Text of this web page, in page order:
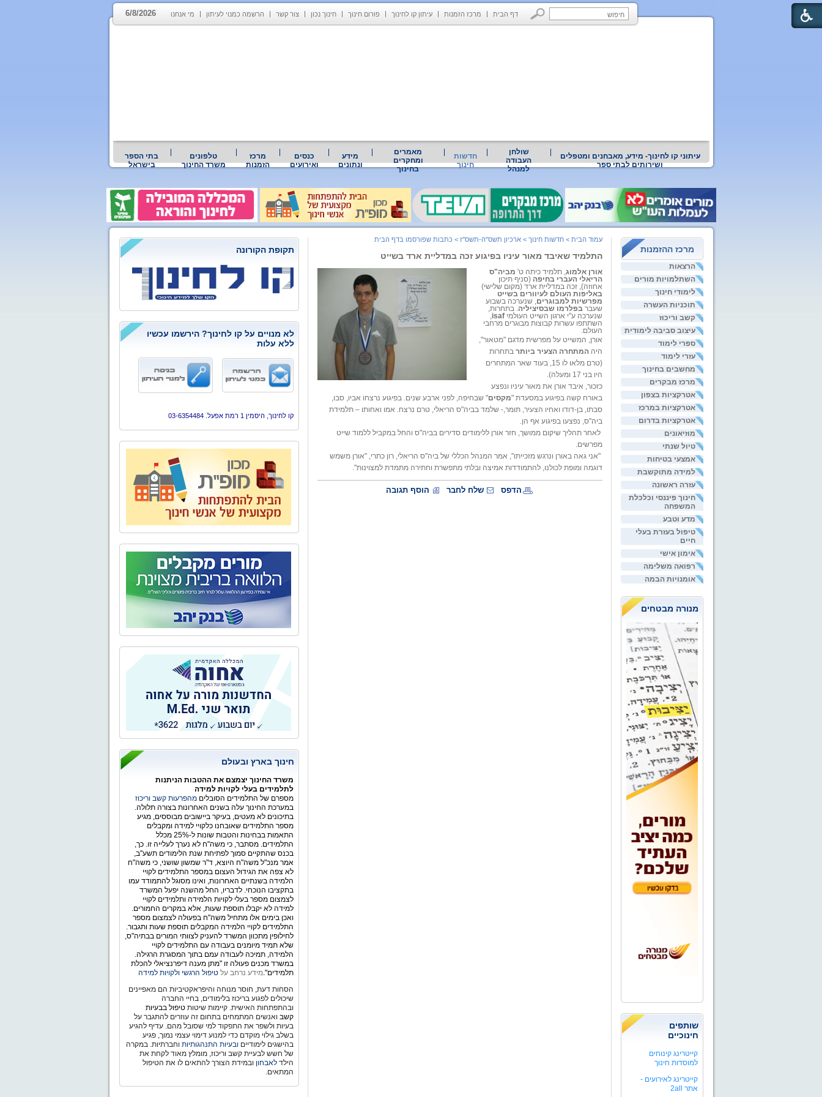
דף הבית מרכז הזמנות עיתון קו לחינוך פורום חינוך חינוך נכון צור קשר הרשמה כמנוי לעיתון מי אנחנו 6/8/2026
עיתוני קו לחינוך- מידע, מאבחנים ומטפלים
ושירותים לבתי ספר
שולחן
העבודה
למנהל
חדשות
חינוך
מאמרים
ומחקרים
בחינוך
מידע
ונתונים
כנסים
ואירועים
מרכז
הזמנות
טלפונים
משרד החינוך
בתי הספר
בישראל
מרכז ההזמנות
הרצאות
השתלמויות מורים
לימודי חינוך
תוכניות העשרה
קשב וריכוז
עיצוב סביבה לימודית
ספרי לימוד
עזרי לימוד
מחשבים בחינוך
מרכז מבקרים
אטרקציות בצפון
אטרקציות במרכז
אטרקציות בדרום
מוזיאונים
טיול שנתי
אמצעי בטיחות
למידה מתוקשבת
עזרה ראשונה
חינוך פיננסי וכלכלת
המשפחה
מדע וטבע
טיפול בעזרת בעלי
חיים
אימון אישי
רפואה משלימה
אומנויות הבמה
מנורה מבטחים
שותפים
חינוכיים
קייטרינג קינוחים
למוסדות חינוך
קייטרינג לאירועים -
אתר 2all
עמוד הבית > חדשות חינוך > ארכיון תשס"ה-תשס"ז > כתבות שפורסמו בדף הבית
התלמיד שאיבד מאור עיניו בפיגוע זכה במדליית ארד בשייט
אורן אלמוג , תלמיד כיתה ט' מביה"ס
הריאלי העברי בחיפה (סניף תיכון
אחוזה),זכה במדליית ארד (מקום שלישי)
באליפות העולם לעיוורים בשייט
מפרשיות למבוגרים , שנערכה בשבוע
שעבר בפלרמו שבסיציליה
. בתחרות,
שנערכה ע"י ארגון השייט העולמיisaf
השתתפו עשרות קבוצות מבוגרים מרחבי
העולם.
אורן, המשייט על מפרשית מדגם "מטאור",
היה המתחרה הצעיר ביותר בתחרות
(טרם מלאו לו 15, בעוד שאר המתחרים
היו בני 17 ומעלה).
כזכור, איבד אורן את מאור עיניו ונפצע
באורח קשה בפיגוע במסעדת "מקסים" שבחיפה, לפני ארבע שנים. בפיגוע נרצחו אביו, סבו,
סבתו, בן-דודו ואחיו הצעיר, תומר,- שלמד בביה"ס הריאלי, טרם נרצח. אמו ואחותו – תלמידת
ביה"ס, נפצעו בפיגוע אף הן.
לאחר תהליך שיקום ממושך, חזר אורן ללימודים סדירים בביה"ס והחל במקביל ללמוד שייט
מפרשים.
"אני גאה באורן ונרגש מזכייתו", אמר המנהל הכללי של ביה"ס הריאלי, רון כתרי, "אורן משמש
דוגמה ומופת לכולנו, להתמודדות אמיצה ובלתי מתפשרת וחתירה מתמדת למצוינות".
הדפס שלח לחבר הוסף תגובה
תקופת הקורונה
לא מנויים על קו לחינוך? הירשמו עכשיו
ללא עלות
קו לחינוך, היסמין 1 רמת אפעל. 03-6354484
חינוך בארץ ובעולם
משרד החינוך יצמצם את ההטבות הניתנות
לתלמידים בעלי לקויות למידה
מספרם של התלמידים הסובלים מהפרעות קשב וריכוז
במערכת החינוך עלה בשנים האחרונות בצורה תלולה.
בתיכונים לא מעטים, בעיקר ביישובים מבוססים, מגיע
מספר התלמידים שאובחנו כלקויי למידה ומקבלים
התאמות בבחינות והטבות שונות ל-25% מכלל
התלמידים. מסתבר, כי משה"ח לא נערך לעלייה זו. כך,
בכנס שהתקיים סמוך לפתיחת שנת הלימודים תשע"ב,
אמר מנכ"ל משה"ח היוצא, ד"ר שמשון שושני, כי משה"ח
לא צפה את הגידול העצום במספר התלמידים לקויי
הלמידה בשנתיים האחרונות, ואינו מסוגל להתמודד עמו
בתקציבו הנוכחי. לדבריו, החל מהשנה יפעל המשרד
לצמצום מספר בעלי לקויות הלמידה ותלמידים לקויי
למידה לא יקבלו תוספת שעות, אלא במקרים החמורים.
ואכן בימים אלו מתחיל משה"ח בפעולה לצמצום מספר
התלמידים לקויי הלמידה המקבלים תוספת שעות ותגבור.
לחילופין מתכוון המשרד להעניק לצוותי המורים בבתיה"ס,
שלא תמיד מיומנים בעבודה עם התלמידים לקויי
הלמידה, תמיכה לעבודה עמם בתוך המסגרת הרגילה.
במשרד מכנים פעולה זו "מתן מענה דיפרנציאלי להכלת
תלמידים".מידע נרחב עלטיפול הרגשי ולקויות למידה
הסחות דעת, חוסר מנוחה והיפראקטיביות הם מאפיינים
שיכולים לפגוע בריכוז בלימודים, בחיי החברה
ובהתפתחות האישית. קיימות שיטותטיפול בבעיות
קשב ואנשים המתמחים בתחום זה עוזרים להתגבר על
בעיות ולשפר את התפקוד למי שסובל מהם. עדיף להגיע
בשלב גילוי מוקדם כדי למנוע דימוי עצמי נמוך, פגיע
בהישגים לימודייםובעיות התנהגותיות וחברתיות. במקרה
של חשש לבעיית קשב וריכוז, מומלץ מאוד לקחת את
הילדלאבחון ובמידת הצורך להתאים לו את הטיפול
המתאים.